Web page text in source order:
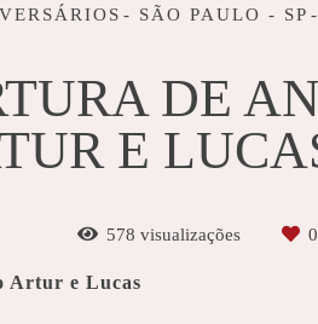
SÃO PAULO - SP
DE
E
578 visualizações 0
Artur e Lucas